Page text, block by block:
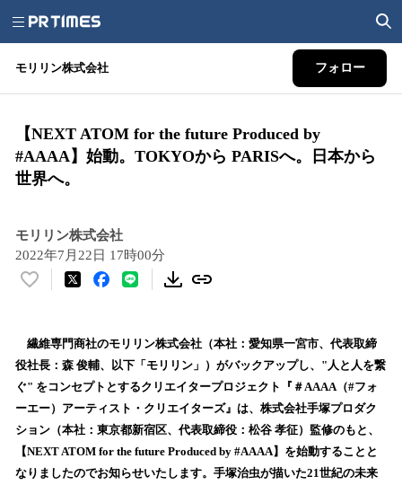
モリリン株式会社 フォロー
【NEXT ATOM for the future Produced by
#AAAA】始動。TOKYOから PARISへ。日本から
世界へ。
モリリン株式会社
2022年7月22日 17時00分
い
！
数
を
込
み
中
繊維専門商社のモリリン株式会社（本社：愛知県一宮市、代表取締
役社長：森 俊輔、以下「モリリン」）がバックアップし、"人と人を繋
ぐ" をコンセプトとするクリエイタープロジェクト『＃AAAA（#フォ
ーエー）アーティスト・クリエイターズ』は、株式会社手塚プロダク
ション（本社：東京都新宿区、代表取締役：松谷 孝征）監修のもと、
【NEXT ATOM for the future Produced by #AAAA】を始動することと
なりましたのでお知らせいたします。手塚治虫が描いた21世紀の未来